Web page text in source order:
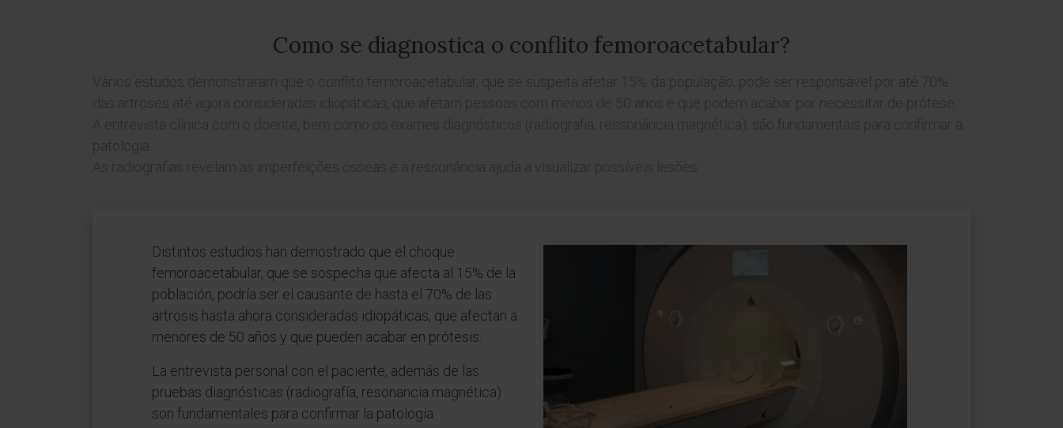
Como se diagnostica o conflito femoroacetabular?
Distintos estudios han demostrado que el choque
femoroacetabular, que se sospecha que afecta al 15% de la
población, podría ser el causante de hasta el 70% de las
artrosis hasta ahora consideradas idiopáticas, que afectan a
menores de 50 años y que pueden acabar en prótesis.
La entrevista personal con el paciente, además de las
pruebas diagnósticas (radiografía, resonancia magnética)
son fundamentales para confirmar la patología.